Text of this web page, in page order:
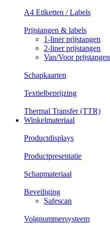
A4 Etiketten / Labels
Prijstangen & labels
1-liner prijstangen
2-liner prijstangen
Van/Voor prijstangen
Schapkaarten
Textielbeprijzing
Thermal Transfer (TTR)
Winkelmateriaal
Productdisplays
Productpresentatie
Schapmateriaal
Beveiliging
Safescan
Volgnummersysteem